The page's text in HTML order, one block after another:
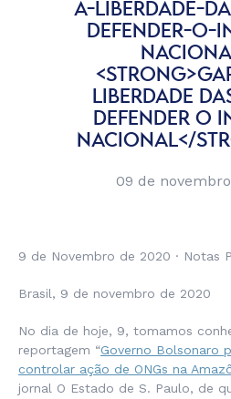
A-LIBERDADE-
DEFENDER-O-
LIBERDADE
DEFENDER O
NACIONAL</
09 de
9 de Novembro de 2020 · Notas
Brasil, 9 de novembro de 2020
No dia de hoje, 9, tomamos
reportagem “Governo Bolsonaro
controlar ação de ONGs na
jornal O Estado de S. Paulo, de